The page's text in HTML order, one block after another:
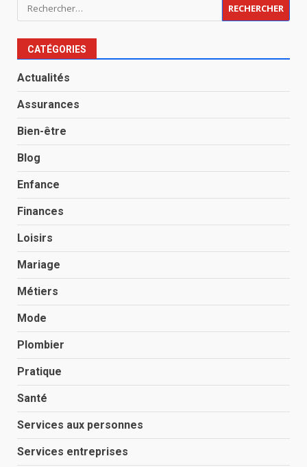
CATÉGORIES
Actualités
Assurances
Bien-être
Blog
Enfance
Finances
Loisirs
Mariage
Métiers
Mode
Plombier
Pratique
Santé
Services aux personnes
Services entreprises